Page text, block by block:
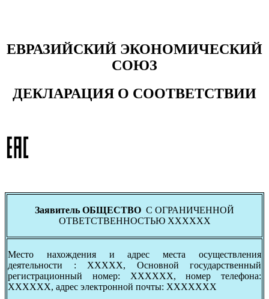
ЕВРАЗИЙСКИЙ ЭКОНОМИЧЕСКИЙ
СОЮЗ
ДЕКЛАРАЦИЯ О СООТВЕТСТВИИ
Заявитель ОБЩЕСТВО С ОГРАНИЧЕННОЙ
ОТВЕТСТВЕННОСТЬЮ ХХХХХХ
Место нахождения и адрес места осуществления
деятельности : ХХХХХ, Основной государственный
регистрационный номер: ХХХХХХ, номер телефона:
ХХХХХХ, адрес электронной почты: ХХХХХХХ